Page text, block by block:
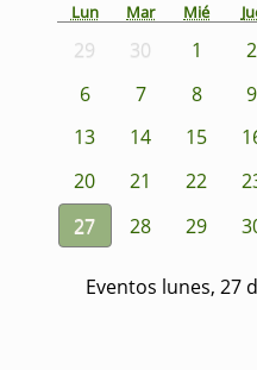
Lun Mar Mié
29 30 1 2
6
7 8 9
13
14 15
20
21 22
27
28 29
Eventos lunes, 27